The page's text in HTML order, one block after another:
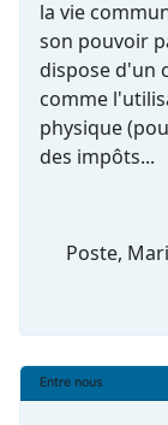
la vie
son pouvoir
dispose d'un
comme
physique
des impôts...
Poste,
Entre nous